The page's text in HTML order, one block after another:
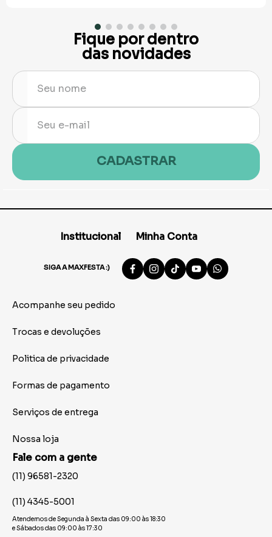
Fique por dentro
das novidades
CADASTRAR
Institucional Minha Conta
SIGA A MAXFESTA :)
Acompanhe seu pedido
Trocas e devoluções
Politica de privacidade
Formas de pagamento
Serviços de entrega
Nossa loja
Fale com a gente
(11) 96581-2320
(11) 4345-5001
Atendemos de Segunda à Sexta das 09:00 às 18:30
e Sábados das 09:00 às 17:30